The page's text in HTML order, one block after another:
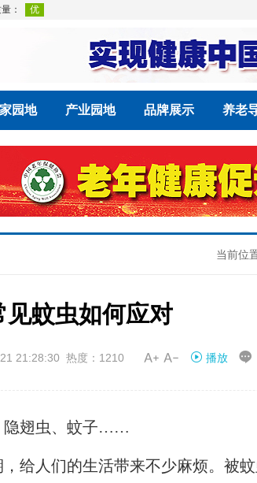
园地 产业园地 品牌展示 养老
当前位
见蚊虫如何应对
21:28:30 热度：1210  播放 
隐翅虫、蚊子……
人们的生活带来不少麻烦。被蚊